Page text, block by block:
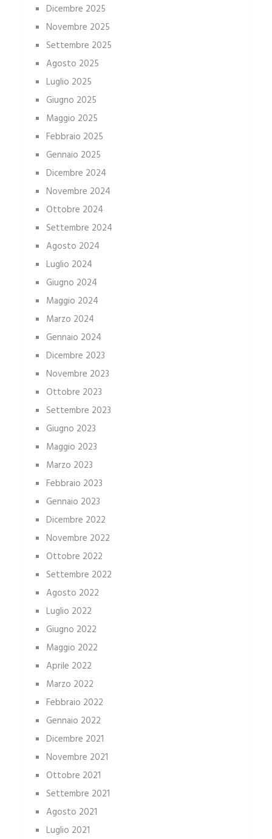
Dicembre 2025
Novembre 2025
Settembre 2025
Agosto 2025
Luglio 2025
Giugno 2025
Maggio 2025
Febbraio 2025
Gennaio 2025
Dicembre 2024
Novembre 2024
Ottobre 2024
Settembre 2024
Agosto 2024
Luglio 2024
Giugno 2024
Maggio 2024
Marzo 2024
Gennaio 2024
Dicembre 2023
Novembre 2023
Ottobre 2023
Settembre 2023
Giugno 2023
Maggio 2023
Marzo 2023
Febbraio 2023
Gennaio 2023
Dicembre 2022
Novembre 2022
Ottobre 2022
Settembre 2022
Agosto 2022
Luglio 2022
Giugno 2022
Maggio 2022
Aprile 2022
Marzo 2022
Febbraio 2022
Gennaio 2022
Dicembre 2021
Novembre 2021
Ottobre 2021
Settembre 2021
Agosto 2021
Luglio 2021